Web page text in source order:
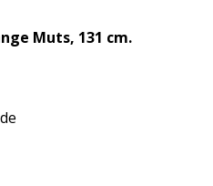
Muts, 131 cm.